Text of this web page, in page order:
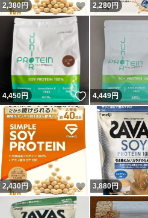
2,380円 いいね！
2,280 円
4,450円 いいね！
4,449円
2,430円 いいね！
3,880円